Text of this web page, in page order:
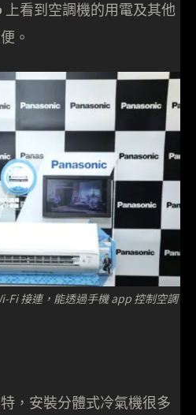
看到空調機的用電及其他
。
Fi 接連，能透過手機 app 控制空調
，安裝分體式冷氣機很多